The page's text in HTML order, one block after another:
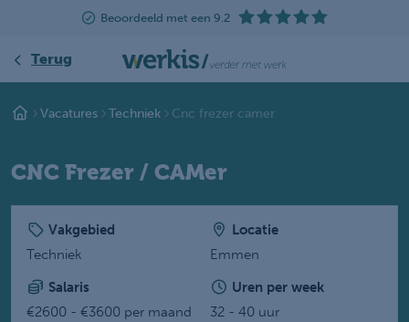
Beoordeeld met een 9.2
Terug
Vacatures Techniek Cnc frezer camer
CNC Frezer / CAMer
Vakgebied
Techniek
Locatie
Emmen
Salaris
€2600 - €3600 per maand
Uren per week
32 - 40 uur